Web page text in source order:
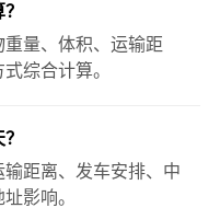
量、体积、运输距
综合计算。
距离、发车安排、中
影响。